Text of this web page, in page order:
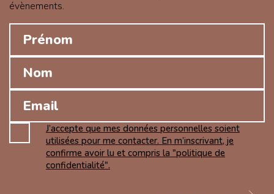
évènements.
J’accepte que mes données personnelles soient
utilisées pour me contacter. En m’inscrivant, je
confirme avoir lu et compris la "politique de
confidentialité".